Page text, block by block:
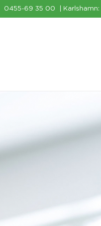
0455-69 35 00 | Karlshamn: